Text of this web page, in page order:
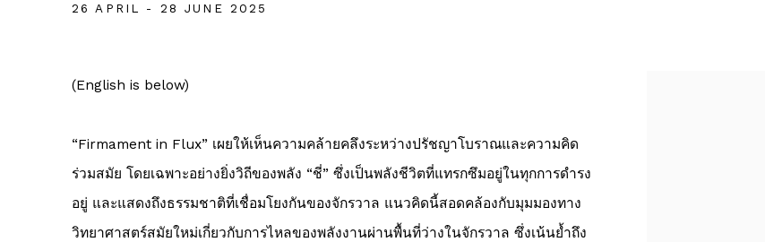
26 APRIL - 28 JUNE 2025
(English is below)
“Firmament in Flux” เผยให้เห็นความคล้ายคลึงระหว่างปรัชญาโบราณและความคิด
ร่วมสมัย โดยเฉพาะอย่างยิ่งวิถีของพลัง “ชี่” ซึ่งเป็นพลังชีวิตที่แทรกซึมอยู่ในทุกการดำรง
อยู่ และแสดงถึงธรรมชาติที่เชื่อมโยงกันของจักรวาล แนวคิดนี้สอดคล้องกับมุมมองทาง
วิทยาศาสตร์สมัยใหม่เกี่ยวกับการไหลของพลังงานผ่านพื้นที่ว่างในจักรวาล ซึ่งเน้นย้ำถึง